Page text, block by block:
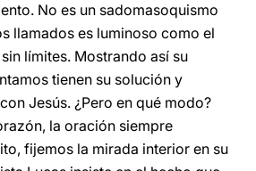
No es un sadomasoquismo
llamados es luminoso como el
límites. Mostrando así su
tienen su solución y
Jesús. ¿Pero en qué modo?
la oración siempre
fijemos la mirada interior en su